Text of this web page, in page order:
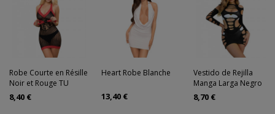
Robe Courte en Résille
Noir et Rouge TU
8,40 €
Heart Robe Blanche
13,40 €
Vestido de Rejilla
Manga Larga Negro
8,70 €